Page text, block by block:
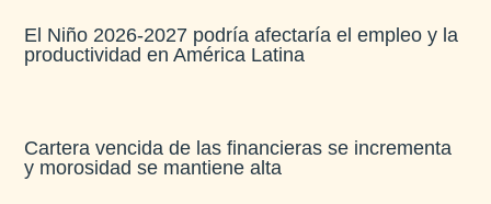
El Niño 2026-2027 podría afectaría el empleo y la
productividad en América Latina​
Cartera vencida de las financieras se incrementa
y morosidad se mantiene alta​